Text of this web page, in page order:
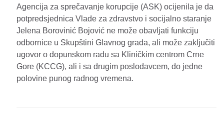
Agencija za sprečavanje korupcije (ASK) ocijenila je da
potpredsjednica Vlade za zdravstvo i socijalno staranje
Jelena Borovinić Bojović ne može obavljati funkciju
odbornice u Skupštini Glavnog grada, ali može zaključiti
ugovor o dopunskom radu sa Kliničkim centrom Crne
Gore (KCCG), ali i sa drugim poslodavcem, do jedne
polovine punog radnog vremena.